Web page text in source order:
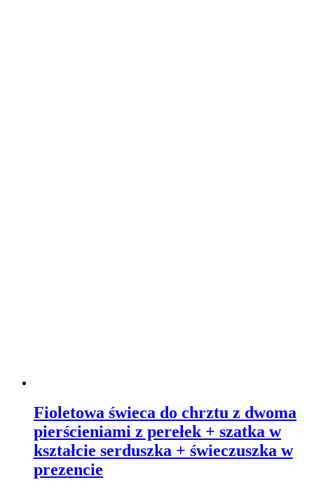
Fioletowa świeca do chrztu z dwoma
pierścieniami z perełek + szatka w
kształcie serduszka + świeczuszka w
prezencie